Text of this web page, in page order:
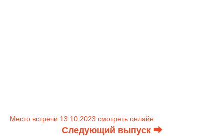
Место встречи 13.10.2023 смотреть онлайн
Следующий выпуск ⮕